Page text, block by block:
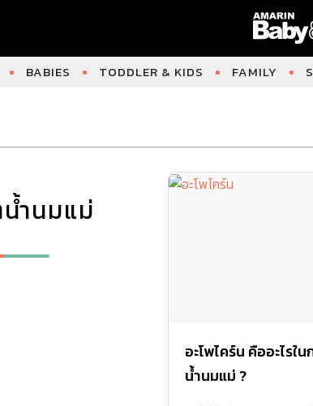
BABIES TODDLER & KIDS FAMILY
ำนมแม่
อะโพไคร์น คืออะไรใ
น้ำนมแม่ ?